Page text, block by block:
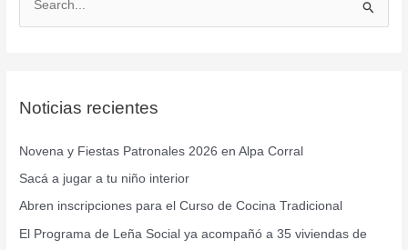
a
p
o
r
:
Noticias recientes
Novena y Fiestas Patronales 2026 en Alpa Corral
Sacá a jugar a tu niño interior
Abren inscripciones para el Curso de Cocina Tradicional
El Programa de Leña Social ya acompañó a 35 viviendas de